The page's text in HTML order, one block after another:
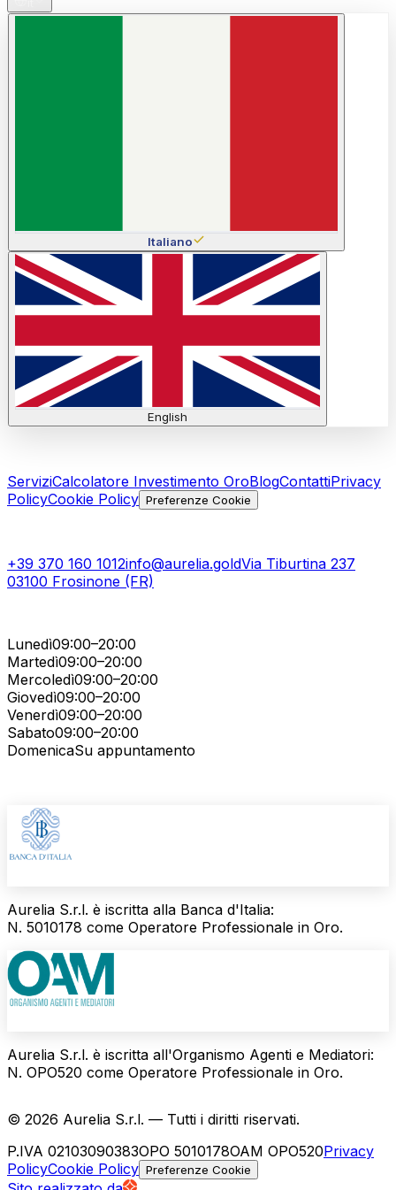
Italiano
English
ServiziCalcolatore Investimento OroBlogContattiPrivacy
PolicyCookie Policy Preferenze Cookie
+39 370 160 1012info@aurelia.goldVia Tiburtina 237
03100 Frosinone (FR)
Lunedì09:00–20:00
Martedì09:00–20:00
Mercoledì09:00–20:00
Giovedì09:00–20:00
Venerdì09:00–20:00
Sabato09:00–20:00
DomenicaSu appuntamento
Aurelia S.r.l. è iscritta alla Banca d'Italia:
N. 5010178 come Operatore Professionale in Oro.
Aurelia S.r.l. è iscritta all'Organismo Agenti e Mediatori:
N. OPO520 come Operatore Professionale in Oro.
© 2026 Aurelia S.r.l. — Tutti i diritti riservati.
P.IVA 02103090383OPO 5010178OAM OPO520Privacy
PolicyCookie Policy Preferenze Cookie